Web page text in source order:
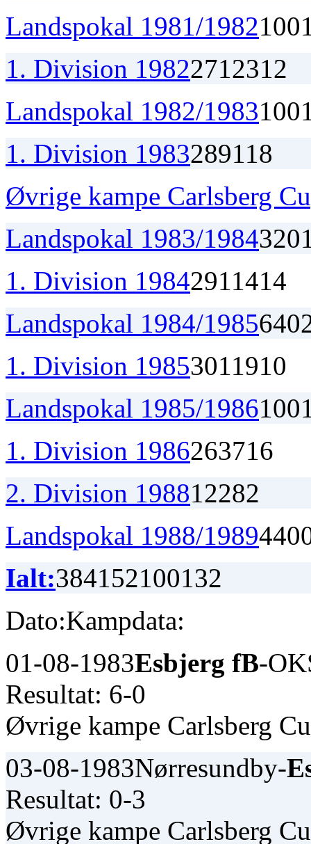
Landspokal 1981/1982100
1. Division 19822712312
Landspokal 1982/1983100
1. Division 1983289118
Øvrige kampe Carlsberg
Landspokal 1983/1984320
1. Division 19842911414
Landspokal 1984/1985640
1. Division 19853011910
Landspokal 1985/1986100
1. Division 1986263716
2. Division 198812282
Landspokal 1988/1989440
Ialt:384152100132
Dato:Kampdata:
01-08-1983Esbjerg fB-
Resultat: 6-0
Øvrige kampe Carlsberg
03-08-1983Nørresundby-
Resultat: 0-3
Øvrige kampe Carlsberg